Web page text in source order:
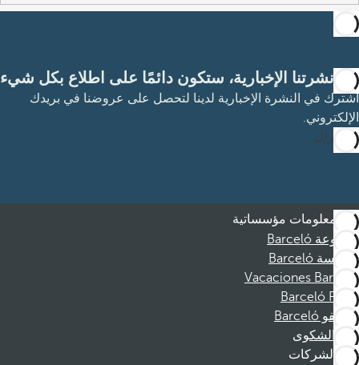
مع نشرتنا الإخبارية، ستكون دائمًا على اطلاع بكل شيء
اشترك في النشرة الإخبارية لدينا لتحصل على عروضنا في بريدك
الإلكتروني.
الاشتراك
معلومات مؤسساتية
مجموعة Barceló
مؤسسة Barceló
Vacaciones Barceló
Barceló Films
موظفو Barceló
قناة الشكوى
الشركات